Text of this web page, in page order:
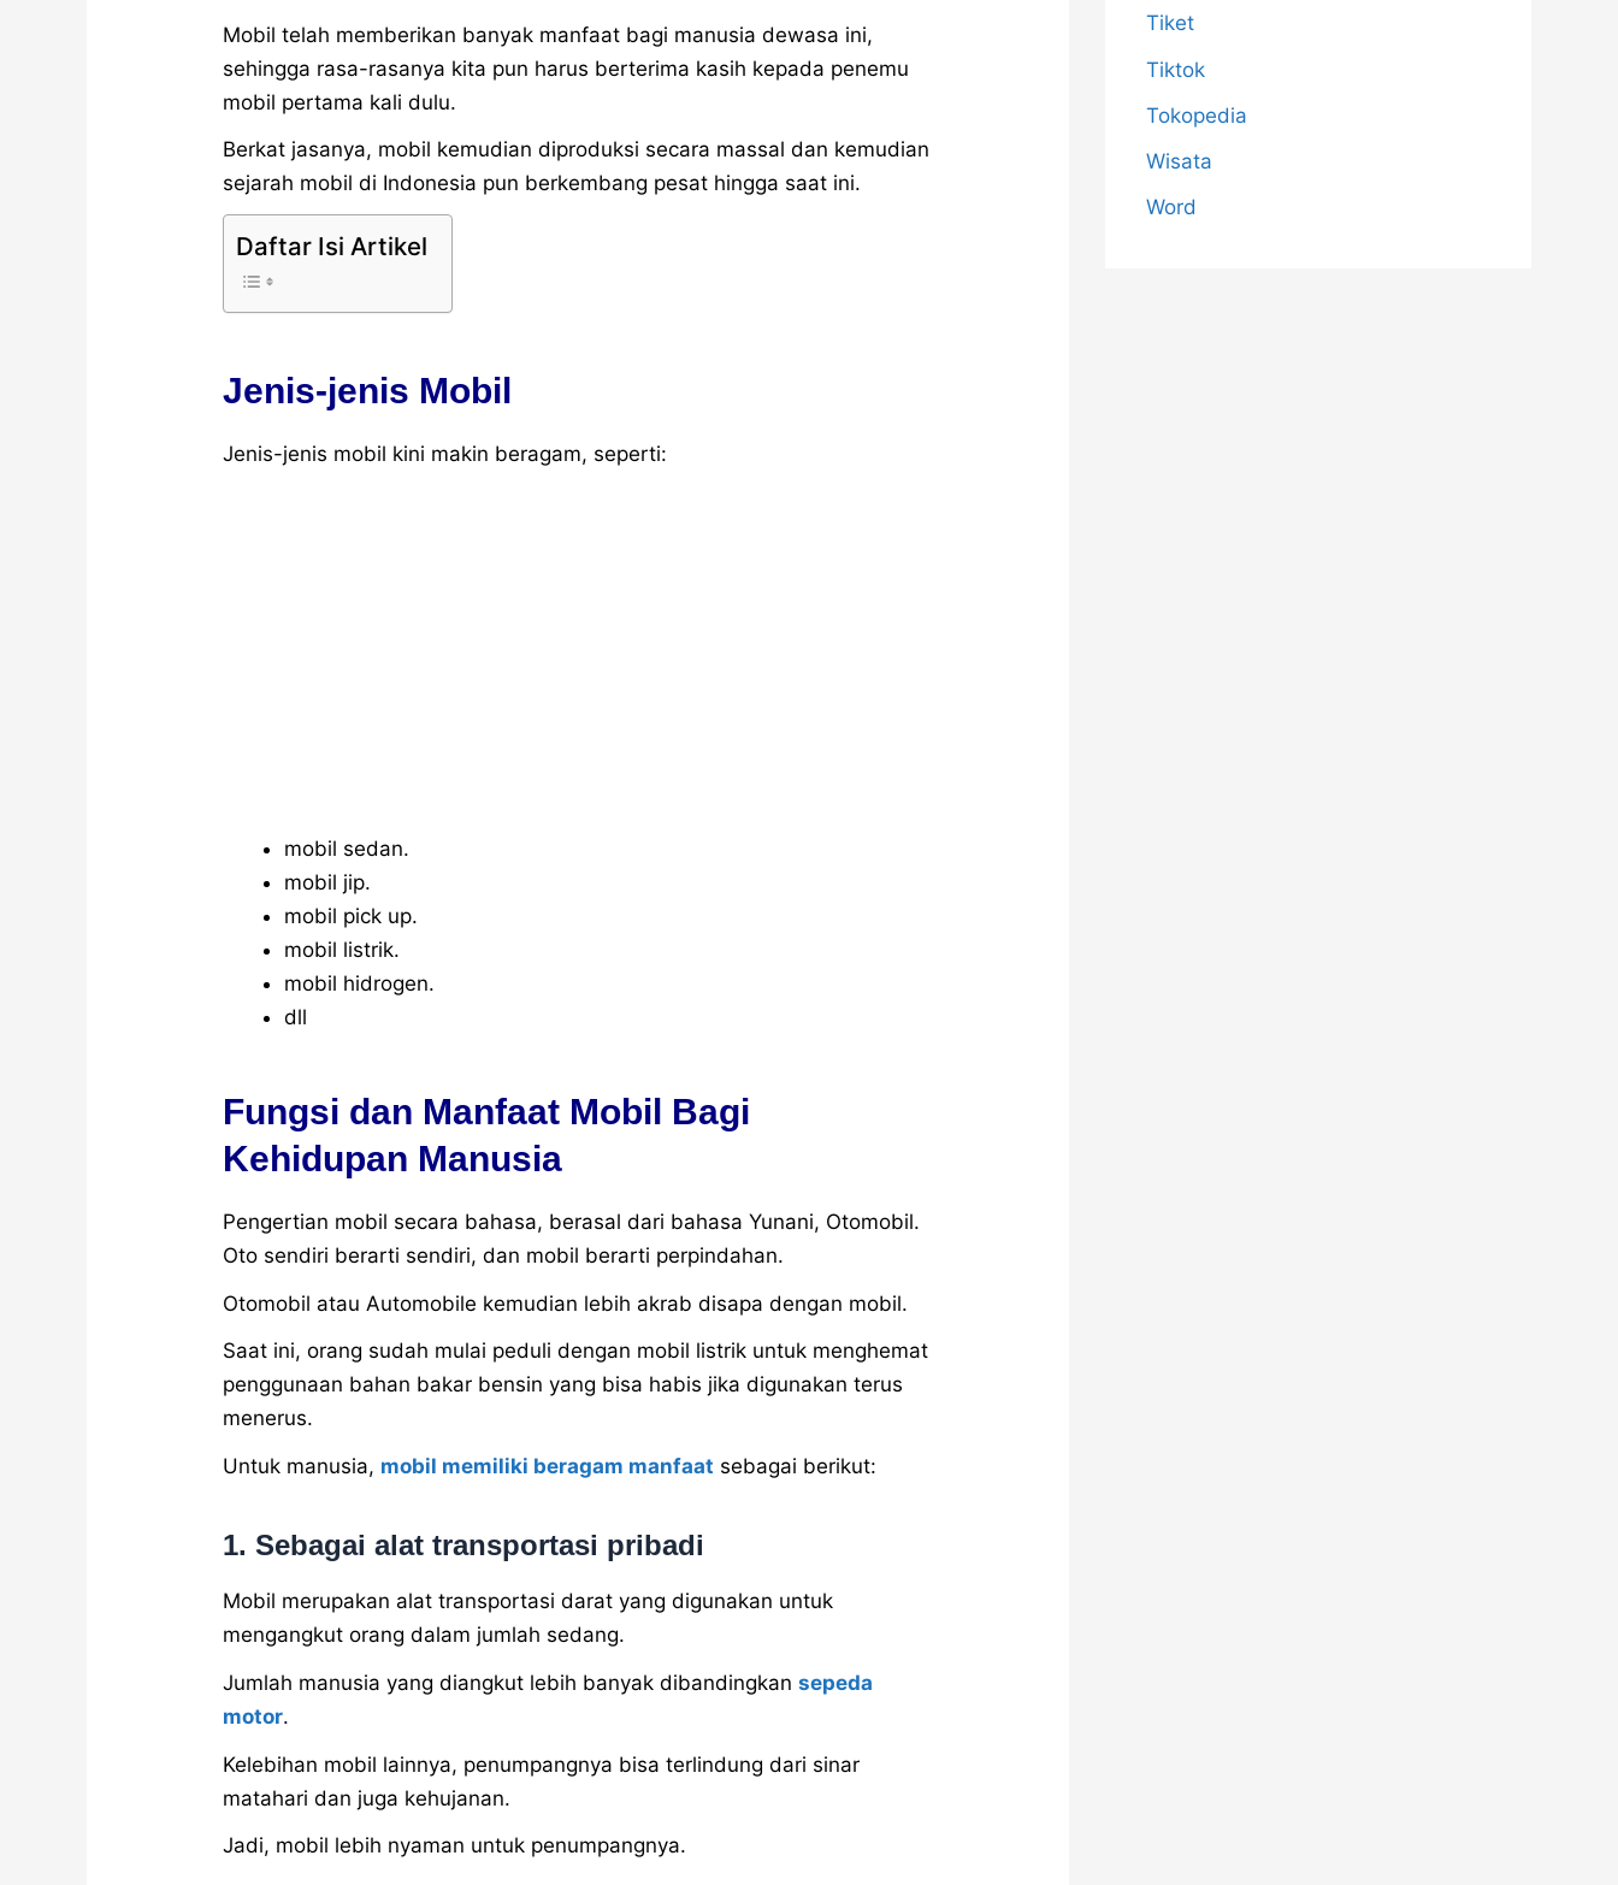
Mobil telah memberikan banyak manfaat bagi manusia dewasa ini,
sehingga rasa-rasanya kita pun harus berterima kasih kepada penemu
mobil pertama kali dulu.
Berkat jasanya, mobil kemudian diproduksi secara massal dan kemudian
sejarah mobil di Indonesia pun berkembang pesat hingga saat ini.
Daftar Isi Artikel
Jenis-jenis Mobil
Jenis-jenis mobil kini makin beragam, seperti:
mobil sedan.
mobil jip.
mobil pick up.
mobil listrik.
mobil hidrogen.
dll
Fungsi dan Manfaat Mobil Bagi
Kehidupan Manusia
Pengertian mobil secara bahasa, berasal dari bahasa Yunani, Otomobil.
Oto sendiri berarti sendiri, dan mobil berarti perpindahan.
Otomobil atau Automobile kemudian lebih akrab disapa dengan mobil.
Saat ini, orang sudah mulai peduli dengan mobil listrik untuk menghemat
penggunaan bahan bakar bensin yang bisa habis jika digunakan terus
menerus.
Untuk manusia, mobil memiliki beragam manfaat sebagai berikut:
1. Sebagai alat transportasi pribadi
Mobil merupakan alat transportasi darat yang digunakan untuk
mengangkut orang dalam jumlah sedang.
Jumlah manusia yang diangkut lebih banyak dibandingkansepeda
motor.
Kelebihan mobil lainnya, penumpangnya bisa terlindung dari sinar
matahari dan juga kehujanan.
Jadi, mobil lebih nyaman untuk penumpangnya.
Tiket
Tiktok
Tokopedia
Wisata
Word